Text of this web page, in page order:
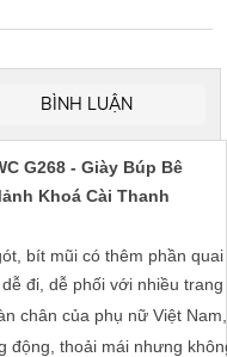
BÌNH LUẬN
G268 - Giày Búp Bê
Khoá Cài Thanh
bít mũi có thêm phần
đi, dễ phối với nhiều
chân của phụ nữ Việt
động, thoải mái nhưng